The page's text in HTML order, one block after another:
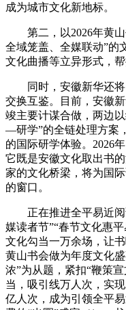
成为城市文化新地标。
第二，以2026年黄山
全域笼盖、全媒联动”的
文化曲播等立异形式，帮
同时，安徽新华还将
交换互鉴。目前，安徽
竣主要计谋合做，两边
—研学”的全链处理方案
的国际研学体验。2026
它既是安徽文化取出书
家的文化桥梁，将为国
的窗口。
正在推进全平易近阅
媒读者节”“春节文化惠
文化勾当一万余场，让
黄山书会做为年度文化
浓”为从题，紧扣“鞭策
当，吸引线万人次，实
亿人次，成为引领全平